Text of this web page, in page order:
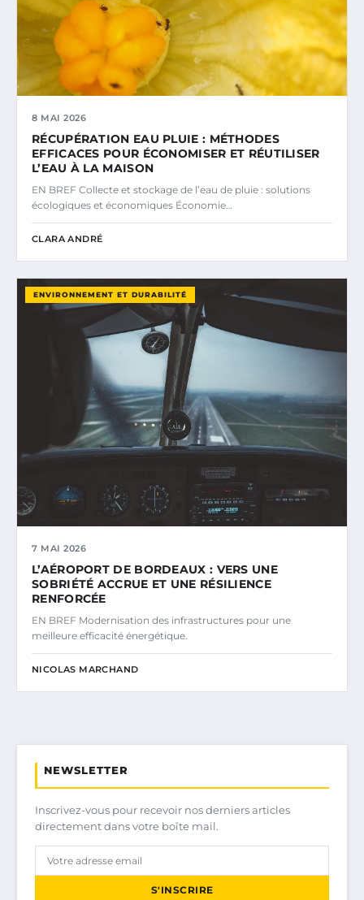
8 MAI 2026
RÉCUPÉRATION EAU PLUIE : MÉTHODES
EFFICACES POUR ÉCONOMISER ET RÉUTILISER
L’EAU À LA MAISON
EN BREF Collecte et stockage de l’eau de pluie : solutions
écologiques et économiques Économie…
CLARA ANDRÉ
ENVIRONNEMENT ET DURABILITÉ
7 MAI 2026
L’AÉROPORT DE BORDEAUX : VERS UNE
SOBRIÉTÉ ACCRUE ET UNE RÉSILIENCE
RENFORCÉE
EN BREF Modernisation des infrastructures pour une
meilleure efficacité énergétique.
NICOLAS MARCHAND
NEWSLETTER
Inscrivez-vous pour recevoir nos derniers articles
directement dans votre boîte mail.
S'INSCRIRE